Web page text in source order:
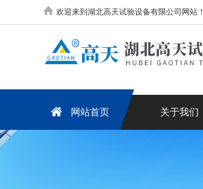
欢迎来到湖北高天试验设备有限公司网站！
网站首页 关于我们